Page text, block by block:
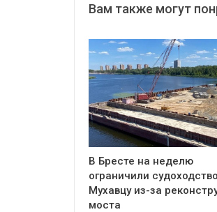
Вам также могут
В Бресте на неделю
ограничили
Мухавцу из-за
моста